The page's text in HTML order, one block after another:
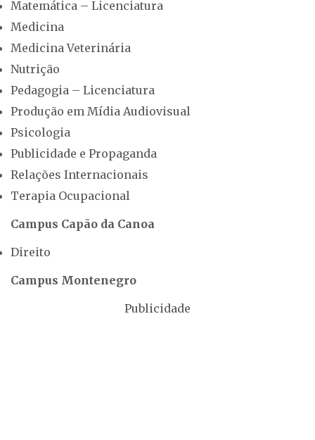
Matemática – Licenciatura
Medicina
Medicina Veterinária
Nutrição
Pedagogia – Licenciatura
Produção em Mídia Audiovisual
Psicologia
Publicidade e Propaganda
Relações Internacionais
Terapia Ocupacional
Campus Capão da Canoa
Direito
Campus Montenegro
Publicidade